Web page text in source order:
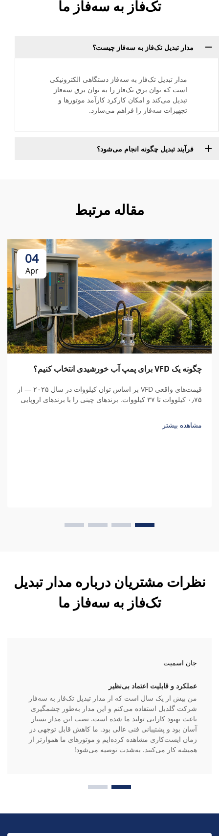
تک‌فاز به سه‌فاز ما
مدار تبدیل تک‌فاز به سه‌فاز چیست؟
مدار تبدیل تک‌فاز به سه‌فاز دستگاهی الکترونیکی
است که توان برق تک‌فاز را به توان برق سه‌فاز
تبدیل می‌کند و امکان کارکرد کارآمد موتورها و
تجهیزات سه‌فاز را فراهم می‌سازد.
فرآیند تبدیل چگونه انجام می‌شود؟
مقاله مرتبط
04
Apr
چگونه یک VFD برای پمپ آب خورشیدی انتخاب کنیم؟
قیمت‌های واقعی VFD بر اساس توان کیلووات در سال ۲۰۲۵ — از
۰٫۷۵ کیلووات تا ۳۷ کیلووات. برندهای چینی را با برندهای اروپایی
محاسبه کنید.
مشاهده بیشتر
نظرات مشتریان درباره مدار تبدیل
تک‌فاز به سه‌فاز ما
جان اسمیت
عملکرد و قابلیت اعتماد بی‌نظیر
من بیش از یک سال است که از مدار تبدیل تک‌فاز به سه‌فاز
شرکت گلدبل استفاده می‌کنم و این مدار به‌طور چشمگیری
باعث بهبود کارایی تولید ما شده است. نصب این مدار بسیار
آسان بود و پشتیبانی فنی عالی بود. ما کاهش قابل توجهی در
زمان ایست‌کاری مشاهده کرده‌ایم و موتورهای ما هموارتر از
همیشه کار می‌کنند. به‌شدت توصیه می‌شود!